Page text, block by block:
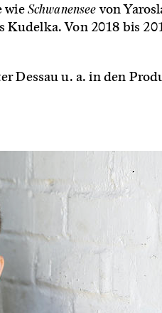
wie Schwanensee von
Kudelka. Von 2018 bis
Dessau u. a. in den